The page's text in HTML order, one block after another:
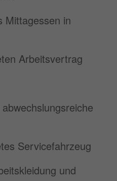
Mittagessen in
Arbeitsvertrag
Servicefahrzeug
und